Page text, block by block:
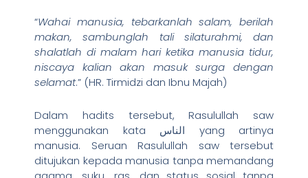
“Wahai manusia, tebarkanlah salam, berilah
makan, sambunglah tali silaturahmi, dan
shalatlah di malam hari ketika manusia tidur,
niscaya kalian akan masuk surga dengan
selamat.” (HR. Tirmidzi dan Ibnu Majah)
Dalam hadits tersebut, Rasulullah saw
menggunakan kata الناس yang artinya
manusia. Seruan Rasulullah saw tersebut
ditujukan kepada manusia tanpa memandang